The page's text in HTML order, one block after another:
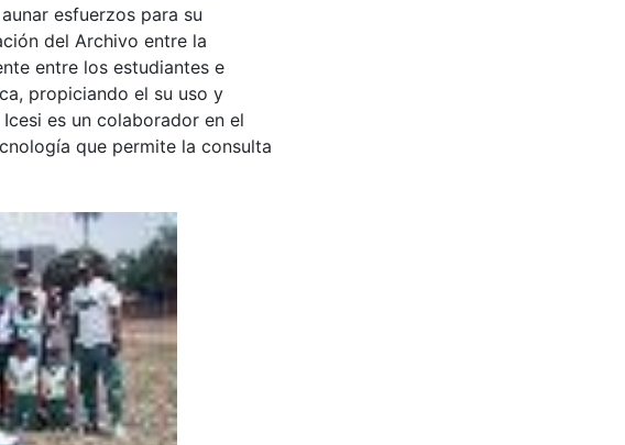
esfuerzos para su
del Archivo entre la
entre los estudiantes e
propiciando el su uso y
es un colaborador en el
que permite la consulta